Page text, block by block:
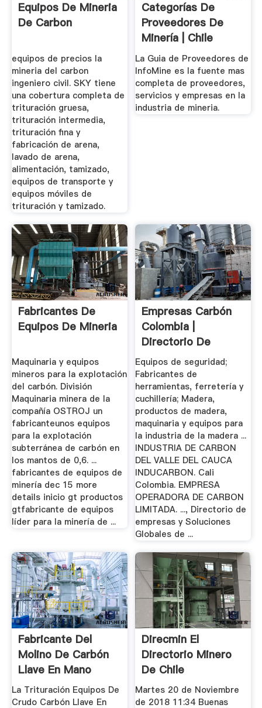
Equipos De Mineria
De Carbon
equipos de precios la
mineria del carbon
ingeniero civil. SKY tiene
una cobertura completa de
trituración gruesa,
trituración intermedia,
trituración fina y
fabricación de arena,
lavado de arena,
alimentación, tamizado,
equipos de transporte y
equipos móviles de
trituración y tamizado.
Categorías De
Proveedores De
Minería | Chile
SupplyMine
La Guia de Proveedores de
InfoMine es la fuente mas
completa de proveedores,
servicios y empresas en la
industria de mineria.
Fabricantes De
Equipos De Mineria
Maquinaria y equipos
mineros para la explotación
del carbón. División
Maquinaria minera de la
compañía OSTROJ un
fabricanteunos equipos
para la explotación
subterránea de carbón en
los mantos de 0,6. ...
fabricantes de equipos de
minería dec 15 more
details inicio gt productos
gtfabricante de equipos
líder para la minería de ...
Empresas Carbón
Colombia |
Directorio De
Empresas De ...
Equipos de seguridad;
Fabricantes de
herramientas, ferretería y
cuchillería; Madera,
productos de madera,
maquinaria y equipos para
la industria de la madera ...
INDUSTRIA DE CARBON
DEL VALLE DEL CAUCA
INDUCARBON. Cali
Colombia. EMPRESA
OPERADORA DE CARBON
LIMITADA. ..., Directorio de
empresas y Soluciones
Globales de ...
Fabricante Del
Molino De Carbón
Llave En Mano
La Trituración Equipos De
Crudo Carbón Llave En
Direcmin El
Directorio Minero
De Chile
Martes 20 de Noviembre
de 2018 11:34 Buenas